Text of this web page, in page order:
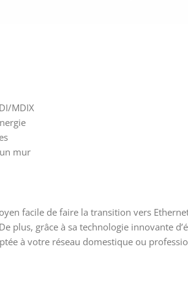
MDIX
mur
facile de faire la transition vers
plus, grâce à sa technologie innovante
à votre réseau domestique ou